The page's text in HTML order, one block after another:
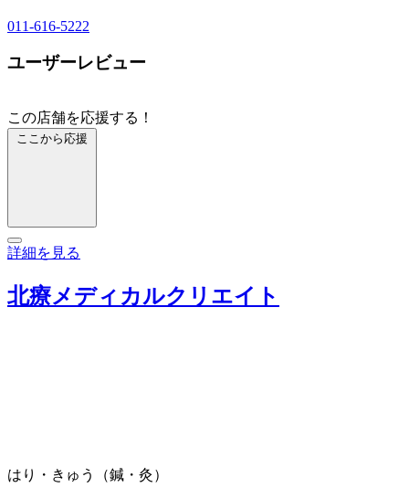
011-616-5222
ユーザーレビュー
この店舗を応援する！
ここから応援
詳細を見る
北療メディカルクリエイト
はり・きゅう（鍼・灸）